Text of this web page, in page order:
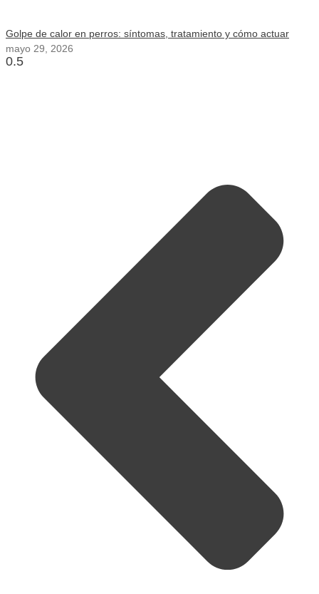
Golpe de calor en perros: síntomas, tratamiento y cómo actuar
mayo 29, 2026